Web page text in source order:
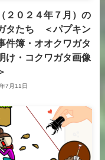
２０２４年７月）の
タたち ＜パプキン
件簿・オオクワガタ
け・コクワガタ画像
7月11日